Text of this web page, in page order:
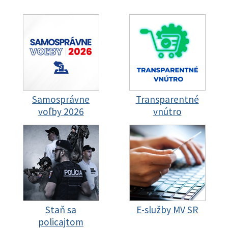
Samosprávne
voľby 2026
Transparentné
vnútro
Staň sa
policajtom
E-služby MV SR